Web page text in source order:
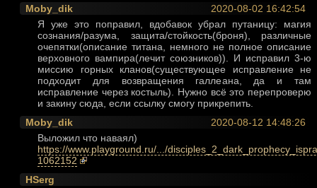
2020-08-02 16:42:54
Moby_dik
Я уже это поправил, вдобавок убрал путаницу: магия
сознания/разума, защита/стойкость(броня), различные
очепятки(описание титана, немного не полное описание
верховного вампира(лечит союзников)). И исправил 3-ю
миссию горных кланов(существующее исправление не
подходит для возвращения галлеана, да и там
исправление через костыль). Нужно всё это перепроверю
и закину сюда, если ссылку смогу прикрепить.
2020-08-12 14:48:26
Moby_dik
Выложил что наваял)
https://www.playground.ru/.../
1062152
HSerg